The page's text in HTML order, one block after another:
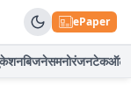
ePaper
बिजनेसमनोरंजनटेकऑटो